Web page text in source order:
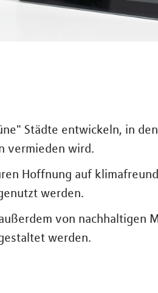
Städte entwickeln, in
vermieden wird.
Hoffnung auf
werden.
von nachhaltigen
werden.